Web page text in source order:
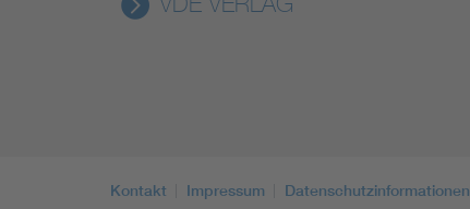
Kontakt Impressum Datenschutzinformationen